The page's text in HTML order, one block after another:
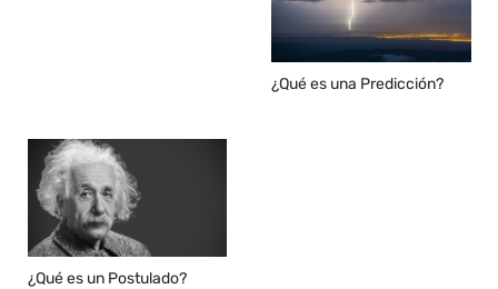
¿Qué es una Predicción?
¿Qué es un Postulado?